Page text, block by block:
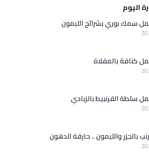
اليوم
سمك بوري بشرائح الليمون
كنافة بالمقلاة
سلطة القرنبيط بالزبادي
بالجزر والليمون .. حارقة للدهون